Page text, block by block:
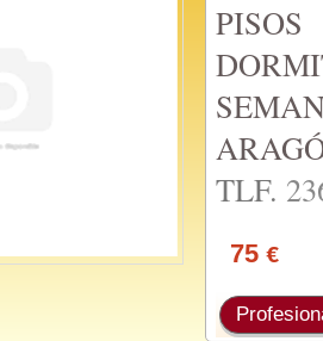
TLF.
75 €